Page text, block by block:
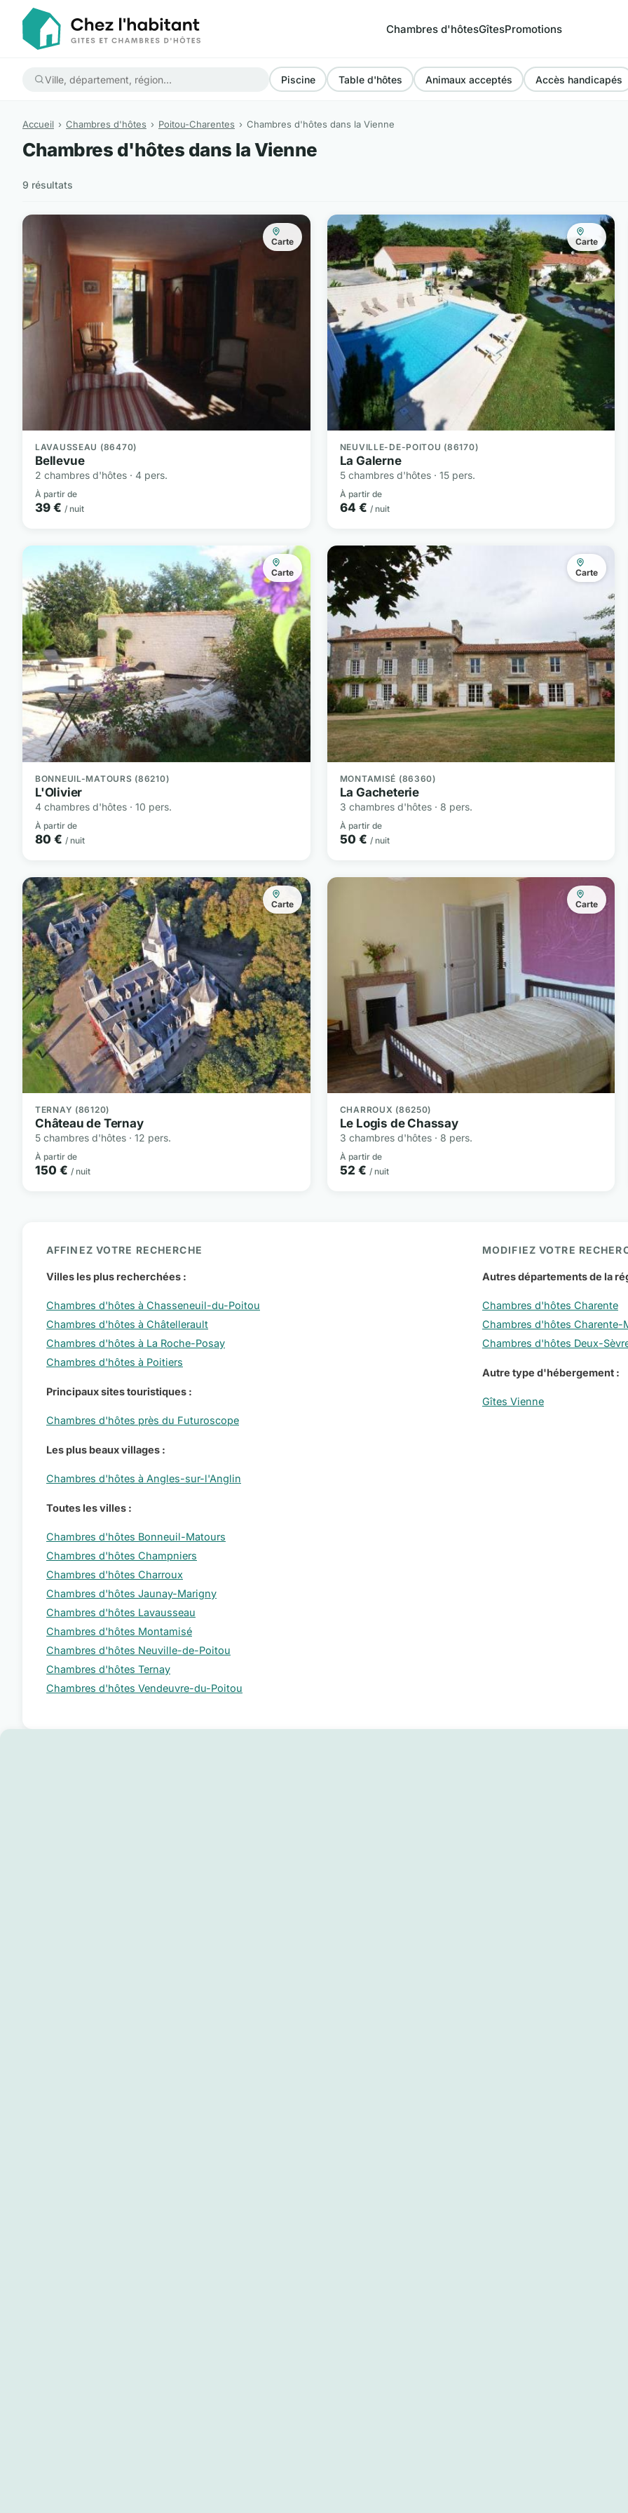
Chambres d'hôtesGîtesPromotions
Piscine Table d'hôtes Animaux acceptés Accès handicapés
Accueil Chambres d'hôtes Poitou-Charentes Chambres d'hôtes dans la Vienne
Chambres d'hôtes dans la Vienne
9 résultats
Carte
LAVAUSSEAU (86470)
Bellevue
2 chambres d'hôtes · 4 pers.
À partir de
39 € / nuit
Carte
NEUVILLE-DE-POITOU (86170)
La Galerne
5 chambres d'hôtes · 15 pers.
À partir de
64 € / nuit
Carte
BONNEUIL-MATOURS (86210)
L'Olivier
4 chambres d'hôtes · 10 pers.
À partir de
80 € / nuit
Carte
MONTAMISÉ (86360)
La Gacheterie
3 chambres d'hôtes · 8 pers.
À partir de
50 € / nuit
Carte
TERNAY (86120)
Château de Ternay
5 chambres d'hôtes · 12 pers.
À partir de
150 € / nuit
Carte
CHARROUX (86250)
Le Logis de Chassay
3 chambres d'hôtes · 8 pers.
À partir de
52 € / nuit
AFFINEZ VOTRE RECHERCHE
Villes les plus recherchées :
Chambres d'hôtes à Chasseneuil-du-Poitou
Chambres d'hôtes à Châtellerault
Chambres d'hôtes à La Roche-Posay
Chambres d'hôtes à Poitiers
Principaux sites touristiques :
Chambres d'hôtes près du Futuroscope
Les plus beaux villages :
Chambres d'hôtes à Angles-sur-l'Anglin
Toutes les villes :
Chambres d'hôtes Bonneuil-Matours
Chambres d'hôtes Champniers
Chambres d'hôtes Charroux
Chambres d'hôtes Jaunay-Marigny
Chambres d'hôtes Lavausseau
Chambres d'hôtes Montamisé
Chambres d'hôtes Neuville-de-Poitou
Chambres d'hôtes Ternay
Chambres d'hôtes Vendeuvre-du-Poitou
MODIFIEZ VOTRE
Autres départements de la
Chambres d'hôtes Charente
Chambres d'hôtes Charente-
Chambres d'hôtes Deux-
Autre type d'hébergement :
Gîtes Vienne